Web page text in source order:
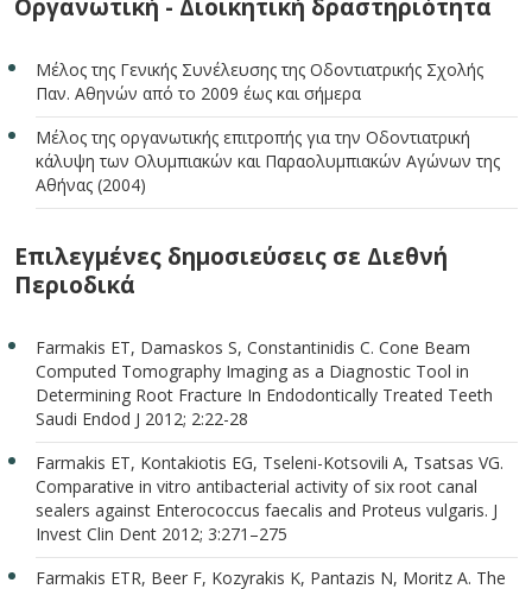
Οργανωτική - Διοικητική δραστηριότητα
Μέλος της Γενικής Συνέλευσης της Οδοντιατρικής Σχολής
Παν. Αθηνών από το 2009 έως και σήμερα
Μέλος της οργανωτικής επιτροπής για την Οδοντιατρική
κάλυψη των Ολυμπιακών και Παραολυμπιακών Αγώνων της
Αθήνας (2004)
Επιλεγμένες δημοσιεύσεις σε Διεθνή
Περιοδικά
Farmakis ET, Damaskos S, Constantinidis C. Cone Beam
Computed Tomography Imaging as a Diagnostic Tool in
Determining Root Fracture In Endodontically Treated Teeth
Saudi Endod J 2012; 2:22-28
Farmakis ET, Kontakiotis EG, Tseleni-Kotsovili A, Tsatsas VG.
Comparative in vitro antibacterial activity of six root canal
sealers against Enterococcus faecalis and Proteus vulgaris. J
Invest Clin Dent 2012; 3:271–275
Farmakis ETR, Beer F, Kozyrakis K, Pantazis N, Moritz A. The